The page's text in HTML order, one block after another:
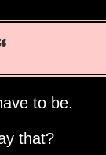
to be.
that?